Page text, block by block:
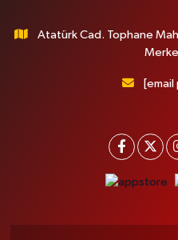
Atatürk Cad. Tophane